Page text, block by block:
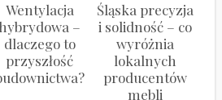
Wentylacja
hybrydowa –
dlaczego to
przyszłość
Śląska precyzja
i solidność – co
wyróżnia
lokalnych
producentów
mebli